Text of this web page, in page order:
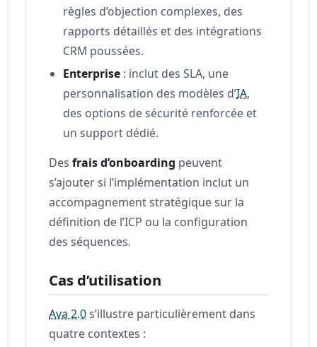
règles d’objection complexes, des
rapports détaillés et des intégrations
CRM poussées.
Enterprise : inclut des SLA, une
personnalisation des modèles d’IA,
des options de sécurité renforcée et
un support dédié.
Desfrais d’onboarding peuvent
s’ajouter si l’implémentation inclut un
accompagnement stratégique sur la
définition de l’ICP ou la configuration
des séquences.
Cas d’utilisation
Ava 2.0s’illustre particulièrement dans
quatre contextes :